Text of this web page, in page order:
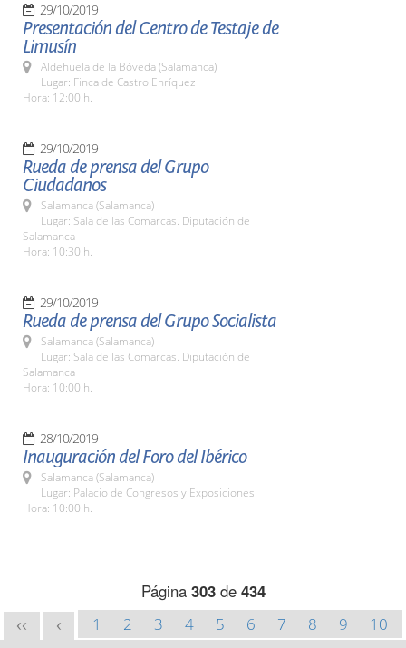
29/10/2019
Presentación del Centro de Testaje de
Limusín
Aldehuela de la Bóveda (Salamanca)
Lugar: Finca de Castro Enríquez
Hora: 12:00 h.
29/10/2019
Rueda de prensa del Grupo
Ciudadanos
Salamanca (Salamanca)
Lugar: Sala de las Comarcas. Diputación de
Salamanca
Hora: 10:30 h.
29/10/2019
Rueda de prensa del Grupo Socialista
Salamanca (Salamanca)
Lugar: Sala de las Comarcas. Diputación de
Salamanca
Hora: 10:00 h.
28/10/2019
Inauguración del Foro del Ibérico
Salamanca (Salamanca)
Lugar: Palacio de Congresos y Exposiciones
Hora: 10:00 h.
Página 303de 434
<< < 1 2 3 4 5 6 7 8 9
10